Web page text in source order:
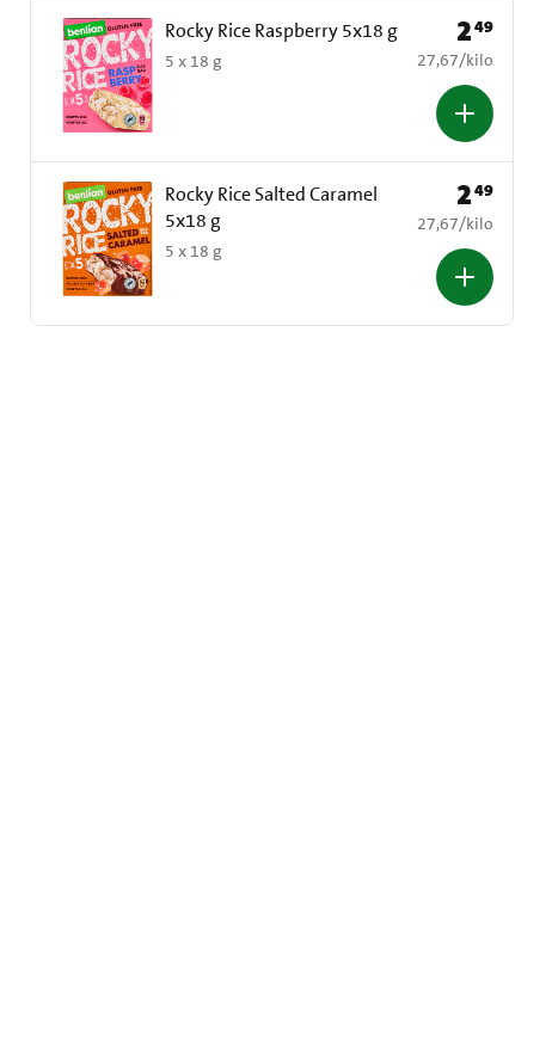
Rocky Rice Raspberry 5x18 g
5 x 18 g
Prijs: € 2,49
249
€ 27,67 per kilo
27,67/kilo
Rocky Rice Salted Caramel
5x18 g
5 x 18 g
Prijs: € 2,49
249
€ 27,67 per kilo
27,67/kilo